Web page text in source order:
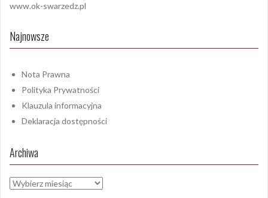
www.ok-swarzedz.pl
Najnowsze
Nota Prawna
Polityka Prywatności
Klauzula informacyjna
Deklaracja dostępności
Archiwa
Archiwa